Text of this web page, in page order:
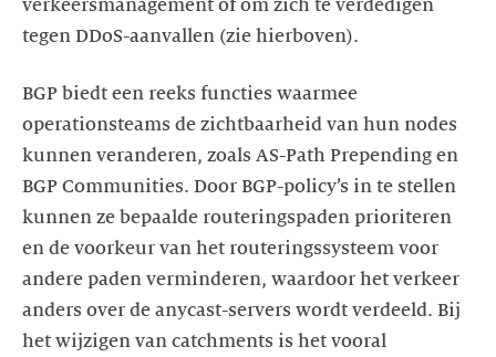
verkeersmanagement of om zich te verdedigen
BGP biedt een reeks functies waarmee
operationsteams de zichtbaarheid van hun nodes
kunnen veranderen, zoals AS-Path Prepending en
BGP Communities. Door BGP-policy’s in te stellen
kunnen ze bepaalde routeringspaden prioriteren
en de voorkeur van het routeringssysteem voor
andere paden verminderen, waardoor het verkeer
anders over de anycast-servers wordt verdeeld. Bij
het wijzigen van catchments is het vooral